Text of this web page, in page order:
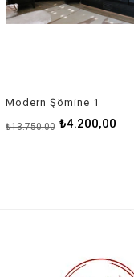
Modern Şömine 1
₺4.200,00
₺13.750,00